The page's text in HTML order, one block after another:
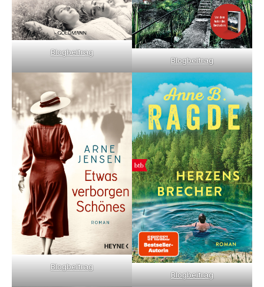
Blogbeitrag
Blogbeitrag
Blogbeitrag
Blogbeitrag